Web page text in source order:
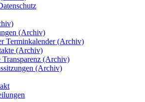
(Archiv)
Terminkalender (Archiv)
(Archiv)
Transparenz (Archiv)
(Archiv)